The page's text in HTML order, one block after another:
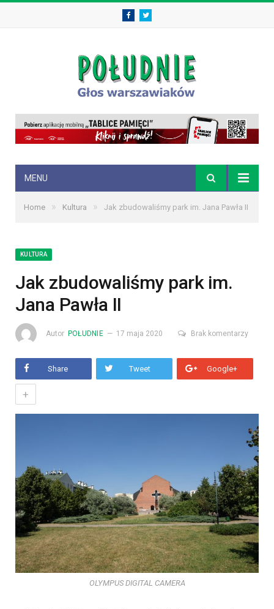
FacebookTwitter
MENU
Home » Kultura » Jak zbudowaliśmy park im. Jana Pawła II
KULTURA
Jak zbudowaliśmy park im.
Jana Pawła II
Autor POŁUDNIE 17 maja 2020 Brak komentarzy
Share Tweet Google+
+
OLYMPUS DIGITAL CAMERA